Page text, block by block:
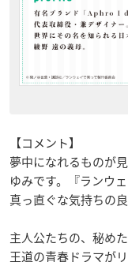
【コメント】
夢中になれるものが
ゆみです。『ランウ
真っ直ぐな気持ちの良
主人公たちの、秘め
王道の青春ドラマが